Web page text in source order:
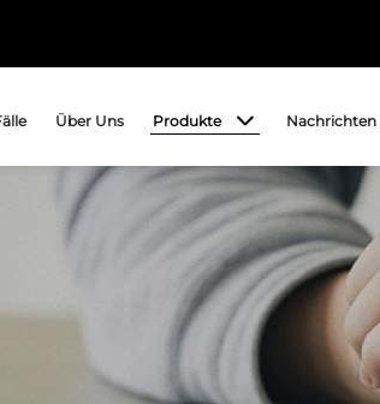
Über Uns Produkte Nachrichten